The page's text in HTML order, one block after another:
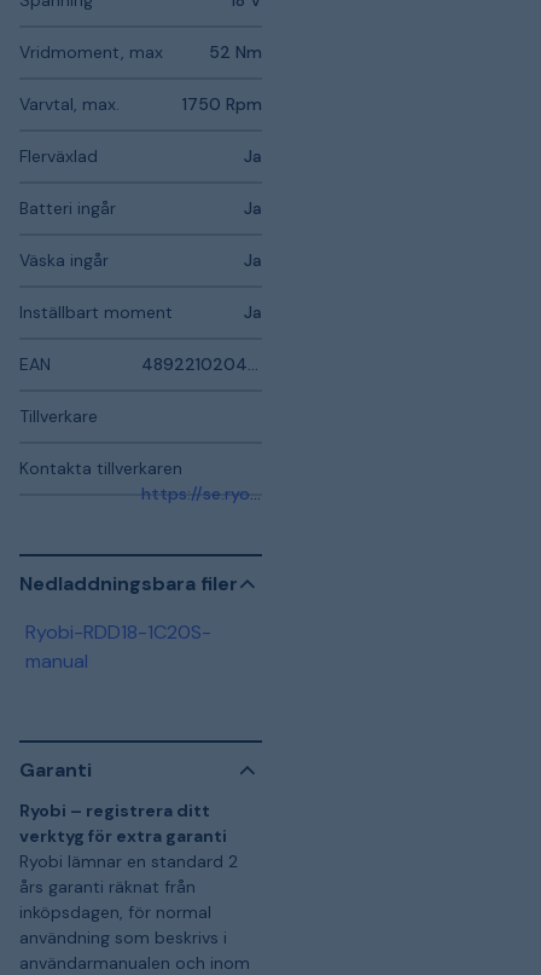
Vridmoment, max 52 Nm
Varvtal, max. 1750 Rpm
Flerväxlad Ja
Batteri ingår Ja
Väska ingår Ja
Inställbart moment Ja
EAN
Tillverkare
Kontakta tillverkaren
Nedladdningsbara filer
Ryobi-RDD18-1C20S-
manual
Garanti
Ryobi – registrera ditt
verktyg för extra garanti
Ryobi lämnar en standard 2
års garanti räknat från
inköpsdagen, för normal
användning som beskrivs i
användarmanualen och inom